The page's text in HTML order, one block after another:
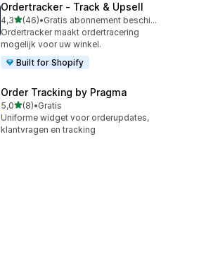
Ordertracker ‑ Track & Upsell
4,3van 5 sterren
(46)
46 recensies in totaal
•
Gratis abonnement beschikbaar
Ordertracker maakt ordertracering
mogelijk voor uw winkel.
Built for Shopify
Order Tracking by Pragma
5,0van 5 sterren
(8)
8 recensies in totaal
•Gratis
Uniforme widget voor orderupdates,
klantvragen en tracking